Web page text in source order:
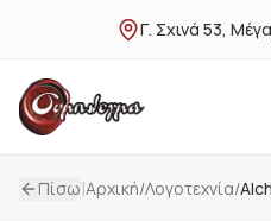
Γ. Σχινά 53,
Πίσω|Αρχική/Λογοτεχνία/